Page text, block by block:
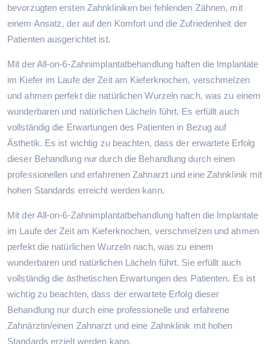
bevorzugten ersten Zahnkliniken bei fehlenden Zähnen, mit
einem Ansatz, der auf den Komfort und die Zufriedenheit der
Patienten ausgerichtet ist.
Mit der All-on-6-Zahnimplantatbehandlung haften die Implantate
im Kiefer im Laufe der Zeit am Kieferknochen, verschmelzen
und ahmen perfekt die natürlichen Wurzeln nach, was zu einem
wunderbaren und natürlichen Lächeln führt. Es erfüllt auch
vollständig die Erwartungen des Patienten in Bezug auf
Ästhetik. Es ist wichtig zu beachten, dass der erwartete Erfolg
dieser Behandlung nur durch die Behandlung durch einen
professionellen und erfahrenen Zahnarzt und eine Zahnklinik mit
hohen Standards erreicht werden kann.
Mit der All-on-6-Zahnimplantatbehandlung haften die Implantate
im Laufe der Zeit am Kieferknochen, verschmelzen und ahmen
perfekt die natürlichen Wurzeln nach, was zu einem
wunderbaren und natürlichen Lächeln führt. Sie erfüllt auch
vollständig die ästhetischen Erwartungen des Patienten. Es ist
wichtig zu beachten, dass der erwartete Erfolg dieser
Behandlung nur durch eine professionelle und erfahrene
Zahnärztin/einen Zahnarzt und eine Zahnklinik mit hohen
Standards erzielt werden kann.